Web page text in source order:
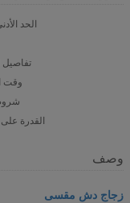
الحد
تفاصيل
وقت
القدرة
وصف
زجاج دش مقسى